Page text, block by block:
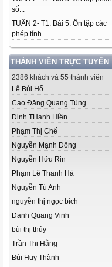
số...
TUẦN 2- T1. Bài 5. Ôn tập các
phép tính...
THÀNH VIÊN TRỰC TUYẾN
2386 khách và 55 thành viên
Lê Bùi Hổ
Cao Đăng Quang Tùng
Đinh THanh Hiền
Phạm Thị Chế
Nguyễn Mạnh Đông
Nguyễn Hữu Rin
Phạm Lê Thanh Hà
Nguyễn Tú Anh
nguyễn thị ngọc bích
Danh Quang Vinh
bùi thị thủy
Trần Thị Hằng
Bùi Huy Thành